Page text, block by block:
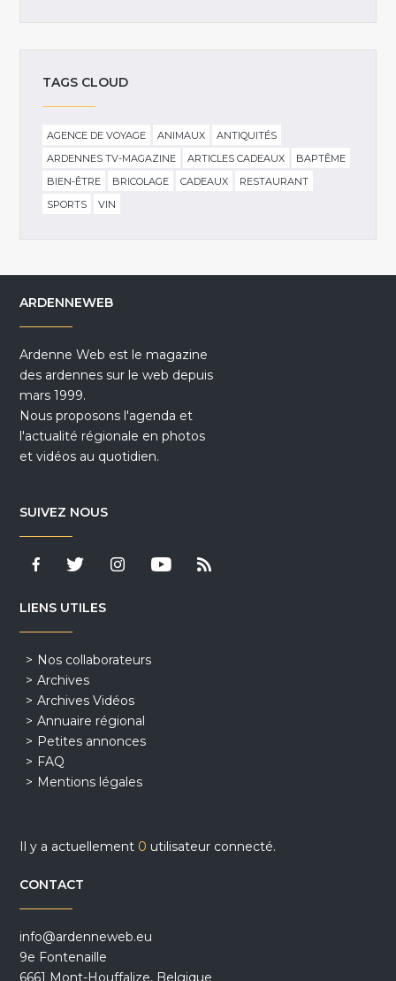
TAGS CLOUD
AGENCE DE VOYAGE ANIMAUX
ANTIQUITÉS
ARDENNES TV-MAGAZINE
ARTICLES CADEAUX
BAPTÊME
BIEN-ÊTRE
BRICOLAGE CADEAUX
RESTAURANT
SPORTS
VIN
ARDENNEWEB
Ardenne Web est le magazine
des ardennes sur le web depuis
mars 1999.
Nous proposons l'agenda et
l'actualité régionale en photos
et vidéos au quotidien.
SUIVEZ NOUS
LIENS UTILES
Nos collaborateurs
Archives
Archives Vidéos
Annuaire régional
Petites annonces
FAQ
Mentions légales
Il y a actuellement 0 utilisateur connecté.
CONTACT
info@ardenneweb.eu
9e Fontenaille
6661 Mont-Houffalize, Belgique